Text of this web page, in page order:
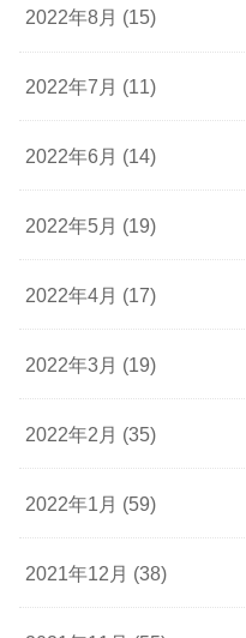
2022年8月 (15)
2022年7月 (11)
2022年6月 (14)
2022年5月 (19)
2022年4月 (17)
2022年3月 (19)
2022年2月 (35)
2022年1月 (59)
2021年12月 (38)